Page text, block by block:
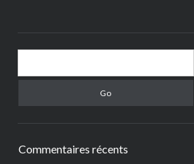
Commentaires récents